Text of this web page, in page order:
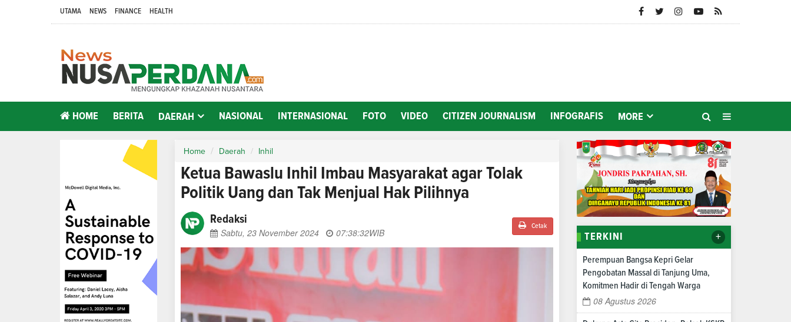
UTAMA NEWS FINANCE HEALTH
HOME BERITA DAERAH NASIONAL INTERNASIONAL FOTO VIDEO CITIZEN JOURNALISM INFOGRAFIS MORE
Home Daerah Inhil
Ketua Bawaslu Inhil Imbau Masyarakat agar Tolak
Politik Uang dan Tak Menjual Hak Pilihnya
Redaksi
Sabtu, 23 November 2024
07:38:32WIB
Cetak
TERKINI +
Perempuan Bangsa Kepri Gelar
Pengobatan Massal di Tanjung Uma,
Komitmen Hadir di Tengah Warga
08 Agustus 2026